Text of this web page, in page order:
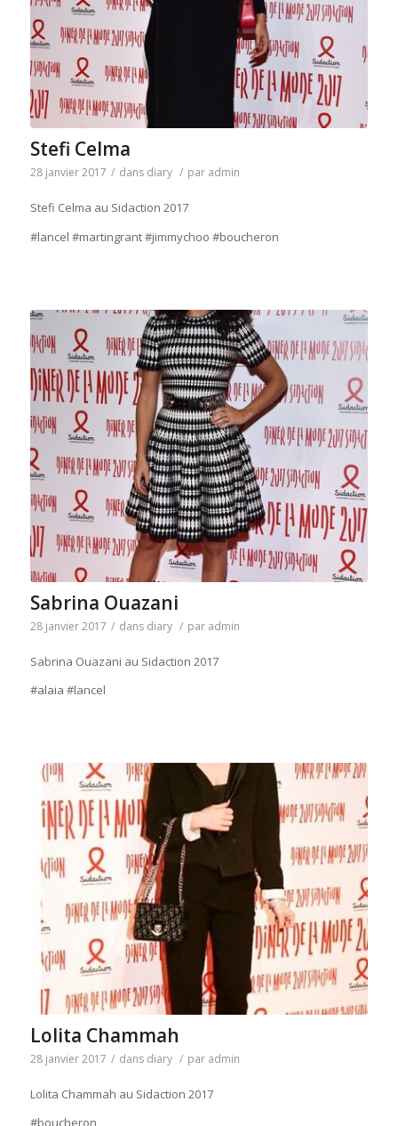
Stefi Celma
28 janvier 2017 / dans diary / par admin
Stefi Celma au Sidaction 2017
#lancel #martingrant #jimmychoo #boucheron
Sabrina Ouazani
28 janvier 2017 / dans diary / par admin
Sabrina Ouazani au Sidaction 2017
#alaia #lancel
Lolita Chammah
28 janvier 2017 / dans diary / par admin
Lolita Chammah au Sidaction 2017
#boucheron